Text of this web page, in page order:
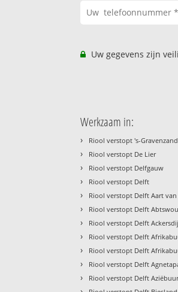
Uw gegevens zijn
Werkzaam in:
› Riool verstopt 's-
› Riool verstopt De Lier
› Riool verstopt Delfgauw
› Riool verstopt Delft
› Riool verstopt Delft Aart
› Riool verstopt Delft
› Riool verstopt Delft
› Riool verstopt Delft
› Riool verstopt Delft
› Riool verstopt Delft
› Riool verstopt Delft